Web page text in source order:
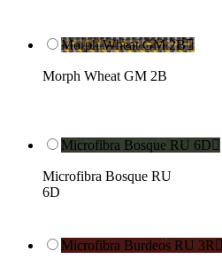
Morph Wheat GM 2B
Morph Wheat GM 2B
Microfibra Bosque RU 6D
Microfibra Bosque RU
6D
Microfibra Burdeos RU 3R 